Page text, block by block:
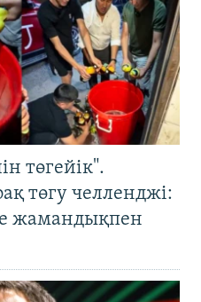
төгейік".
төгу челленджі:
жамандықпен